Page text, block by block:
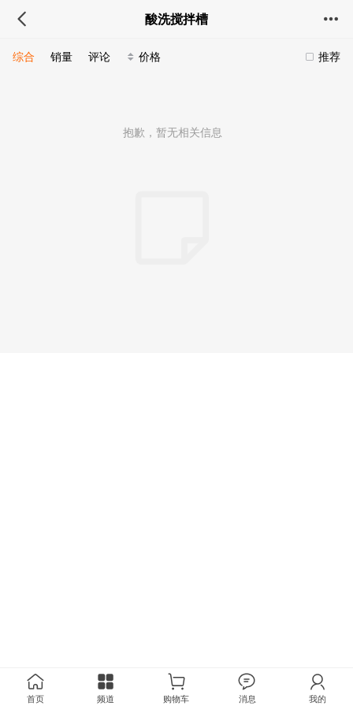
酸洗搅拌槽
推荐
综合 销量 评论 价格
抱歉，暂无相关信息
首页 频道 购物车 消息 我的